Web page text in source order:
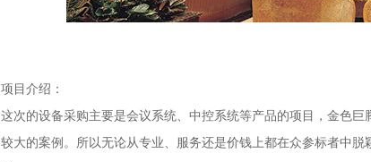
项目介绍：
这次的设备采购主要是会议系统、中控系统等产品的项目，金色
较大的案例。所以无论从专业、服务还是价钱上都在众参标者中